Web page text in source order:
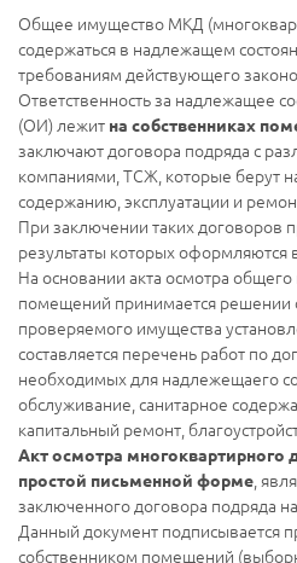
Общее имущество МКД
содержаться в надлежащем
требованиям действующего
Ответственность за надлежащее
(ОИ) лежит на собственниках
заключают договора подряда с
компаниями, ТСЖ, которые берут
содержанию, эксплуатации и
При заключении таких договоров
результаты которых оформляются
На основании акта осмотра
помещений принимается решении
проверяемого имущества
составляется перечень работ по
необходимых для надлежещаего
обслуживание, санитарное
капитальный ремонт,
Акт осмотра многоквартирного
простой письменной форме,
заключенного договора подряда
Данный документ подписывается
собственником помещений